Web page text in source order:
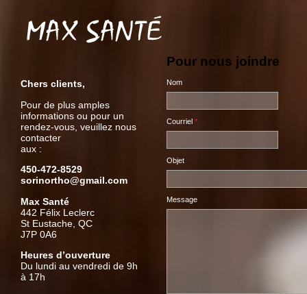
Chers clients,
Pour de plus amples
informations ou pour un
rendez-vous, veuillez nous
contacter
aux :
450-472-8529
sorinortho@gmail.com
Max Santé
442 Félix Leclerc
St Eustache , QC
J7P 0A6
Heures d’ouverture
Du lundi au vendredi de 9h
à 17h
Pour nous joindre
Nom
Courriel*
Objet
Message